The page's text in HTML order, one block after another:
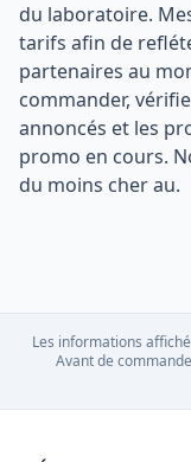
du laboratoire.
tarifs afin de
partenaires au
commander,
annoncés et les
promo en cours.
du moins cher au.
Les informations
Avant de